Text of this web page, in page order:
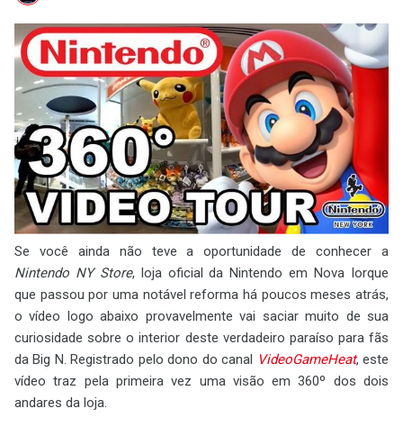
Se você ainda não teve a oportunidade de conhecer a
Nintendo NY Store, loja oficial da Nintendo em Nova Iorque
que passou por uma notável reforma há poucos meses atrás,
o vídeo logo abaixo provavelmente vai saciar muito de sua
curiosidade sobre o interior deste verdadeiro paraíso para fãs
da Big N. Registrado pelo dono do canal VideoGameHeat, este
vídeo traz pela primeira vez uma visão em 360º dos dois
andares da loja.